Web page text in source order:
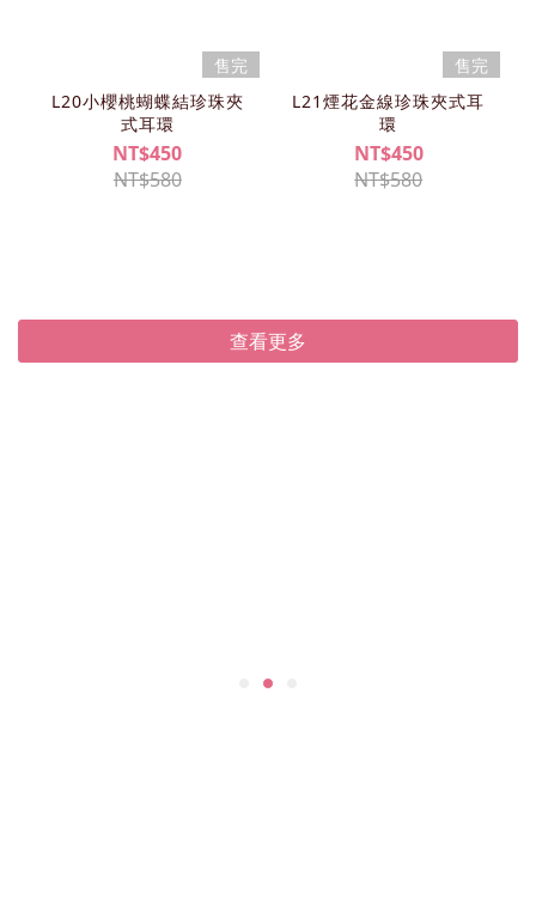
售完
L20小櫻桃蝴蝶結珍珠夾
式耳環
NT$450
NT$580
售完
L21煙花金線珍珠夾式耳
環
NT$450
NT$580
查看更多